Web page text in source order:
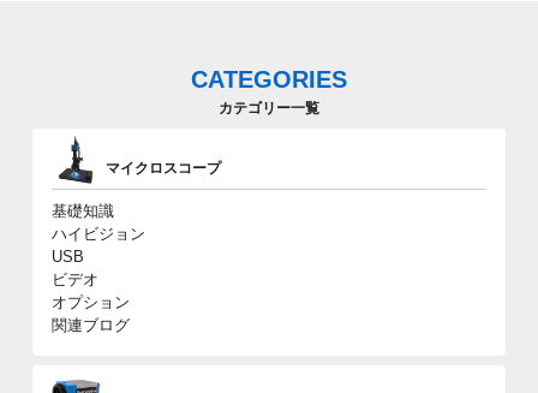
CATEGORIES
カテゴリー一覧
マイクロスコープ
基礎知識
ハイビジョン
USB
ビデオ
オプション
関連ブログ